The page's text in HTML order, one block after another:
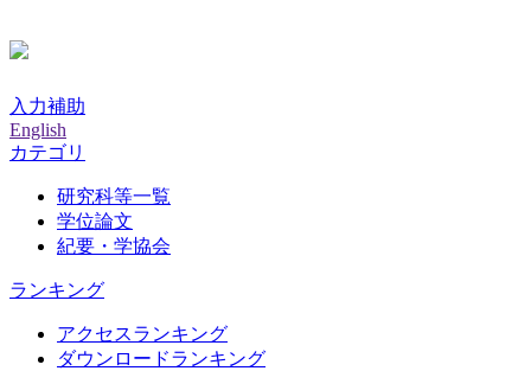
入力補助
English
カテゴリ
研究科等一覧
学位論文
紀要・学協会
ランキング
アクセスランキング
ダウンロードランキング